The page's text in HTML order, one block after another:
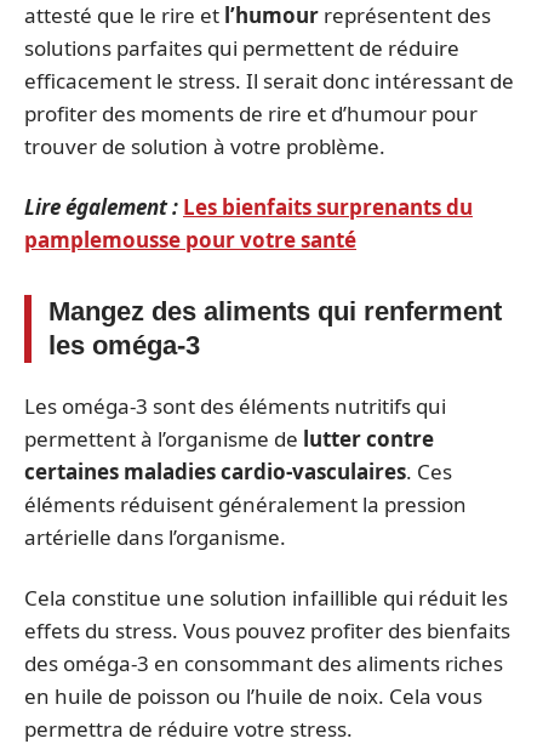
attesté que le rire et l’humour représentent des
solutions parfaites qui permettent de réduire
efficacement le stress. Il serait donc intéressant de
profiter des moments de rire et d’humour pour
trouver de solution à votre problème.
Lire également : Les bienfaits surprenants du
pamplemousse pour votre santé
Mangez des aliments qui renferment
les oméga-3
Les oméga-3 sont des éléments nutritifs qui
permettent à l’organisme de lutter contre
certaines maladies cardio-vasculaires. Ces
éléments réduisent généralement la pression
artérielle dans l’organisme.
Cela constitue une solution infaillible qui réduit les
effets du stress. Vous pouvez profiter des bienfaits
des oméga-3 en consommant des aliments riches
en huile de poisson ou l’huile de noix. Cela vous
permettra de réduire votre stress.